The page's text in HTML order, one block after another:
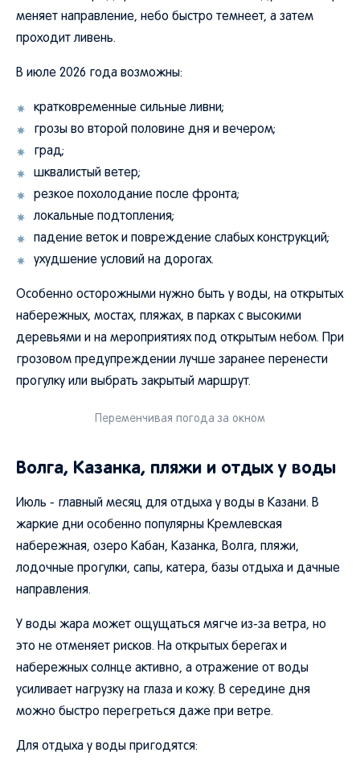
меняет направление, небо быстро темнеет, а затем
проходит ливень.
В июле 2026 года возможны:
кратковременные сильные ливни;
грозы во второй половине дня и вечером;
град;
шквалистый ветер;
резкое похолодание после фронта;
локальные подтопления;
падение веток и повреждение слабых конструкций;
ухудшение условий на дорогах.
Особенно осторожными нужно быть у воды, на открытых
набережных, мостах, пляжах, в парках с высокими
деревьями и на мероприятиях под открытым небом. При
грозовом предупреждении лучше заранее перенести
прогулку или выбрать закрытый маршрут.
Переменчивая погода за окном
Волга, Казанка, пляжи и отдых у воды
Июль - главный месяц для отдыха у воды в Казани. В
жаркие дни особенно популярны Кремлевская
набережная, озеро Кабан, Казанка, Волга, пляжи,
лодочные прогулки, сапы, катера, базы отдыха и дачные
направления.
У воды жара может ощущаться мягче из-за ветра, но
это не отменяет рисков. На открытых берегах и
набережных солнце активно, а отражение от воды
усиливает нагрузку на глаза и кожу. В середине дня
можно быстро перегреться даже при ветре.
Для отдыха у воды пригодятся: